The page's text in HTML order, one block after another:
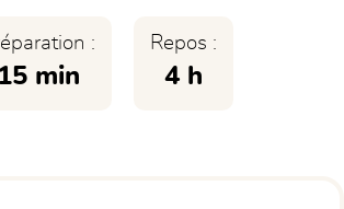
:
15 min
Repos :
4 h